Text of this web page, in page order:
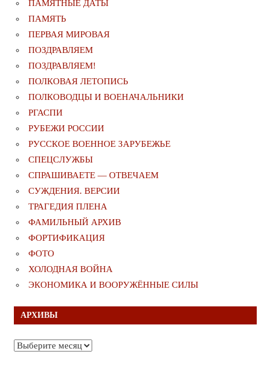
ПАМЯТНЫЕ ДАТЫ
ПАМЯТЬ
ПЕРВАЯ МИРОВАЯ
ПОЗДРАВЛЯЕМ
ПОЗДРАВЛЯЕМ!
ПОЛКОВАЯ ЛЕТОПИСЬ
ПОЛКОВОДЦЫ И ВОЕНАЧАЛЬНИКИ
РГАСПИ
РУБЕЖИ РОССИИ
РУССКОЕ ВОЕННОЕ ЗАРУБЕЖЬЕ
СПЕЦСЛУЖБЫ
СПРАШИВАЕТЕ — ОТВЕЧАЕМ
СУЖДЕНИЯ. ВЕРСИИ
ТРАГЕДИЯ ПЛЕНА
ФАМИЛЬНЫЙ АРХИВ
ФОРТИФИКАЦИЯ
ФОТО
ХОЛОДНАЯ ВОЙНА
ЭКОНОМИКА И ВООРУЖЁННЫЕ СИЛЫ
АРХИВЫ
Архивы